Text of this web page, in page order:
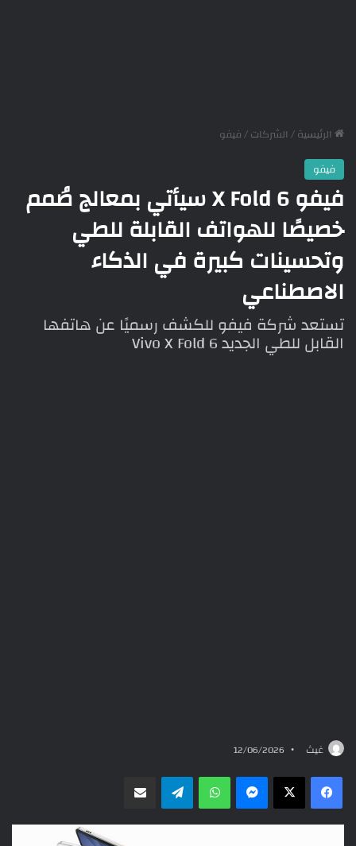
الرئيسية/ الشركات/فيفو
فيفو
فيفو X Fold 6 سيأتي بمعالج صُمم
خصيصًا للهواتف القابلة للطي
وتحسينات كبيرة في الذكاء
الاصطناعي
تستعد شركة فيفو للكشف رسميًا عن هاتفها
القابل للطي الجديد Vivo X Fold 6
غيث 12/06/2026
ماسنجر واتسابتيلقرام